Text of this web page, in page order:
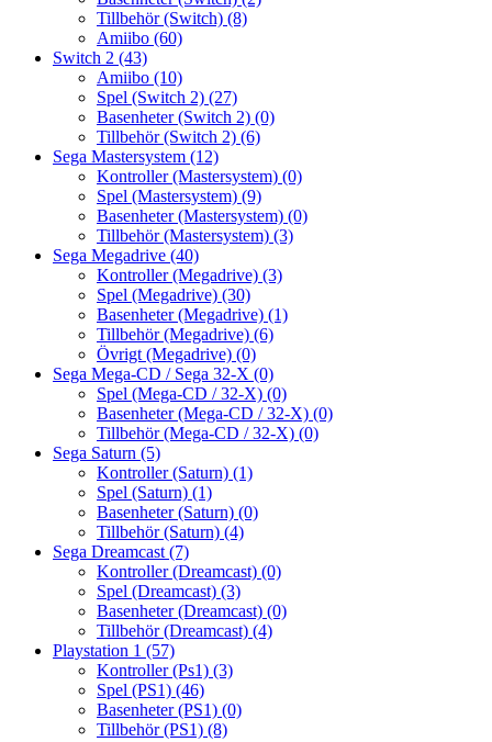
Tillbehör (Switch) (8)
Amiibo (60)
Switch 2 (43)
Amiibo (10)
Spel (Switch 2) (27)
Basenheter (Switch 2) (0)
Tillbehör (Switch 2) (6)
Sega Mastersystem (12)
Kontroller (Mastersystem) (0)
Spel (Mastersystem) (9)
Basenheter (Mastersystem) (0)
Tillbehör (Mastersystem) (3)
Sega Megadrive (40)
Kontroller (Megadrive) (3)
Spel (Megadrive) (30)
Basenheter (Megadrive) (1)
Tillbehör (Megadrive) (6)
Övrigt (Megadrive) (0)
Sega Mega-CD / Sega 32-X (0)
Spel (Mega-CD / 32-X) (0)
Basenheter (Mega-CD / 32-X) (0)
Tillbehör (Mega-CD / 32-X) (0)
Sega Saturn (5)
Kontroller (Saturn) (1)
Spel (Saturn) (1)
Basenheter (Saturn) (0)
Tillbehör (Saturn) (4)
Sega Dreamcast (7)
Kontroller (Dreamcast) (0)
Spel (Dreamcast) (3)
Basenheter (Dreamcast) (0)
Tillbehör (Dreamcast) (4)
Playstation 1 (57)
Kontroller (Ps1) (3)
Spel (PS1) (46)
Basenheter (PS1) (0)
Tillbehör (PS1) (8)